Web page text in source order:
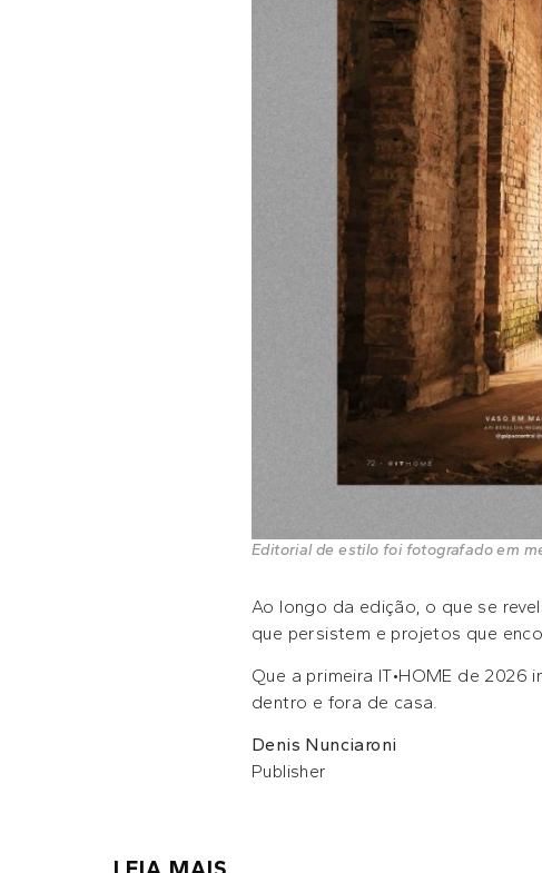
Editorial de estilo foi fotografado em
Ao longo da edição, o que se
que persistem e projetos que
Que a primeira IT•HOME de
dentro e fora de casa.
Denis Nunciaroni
Publisher